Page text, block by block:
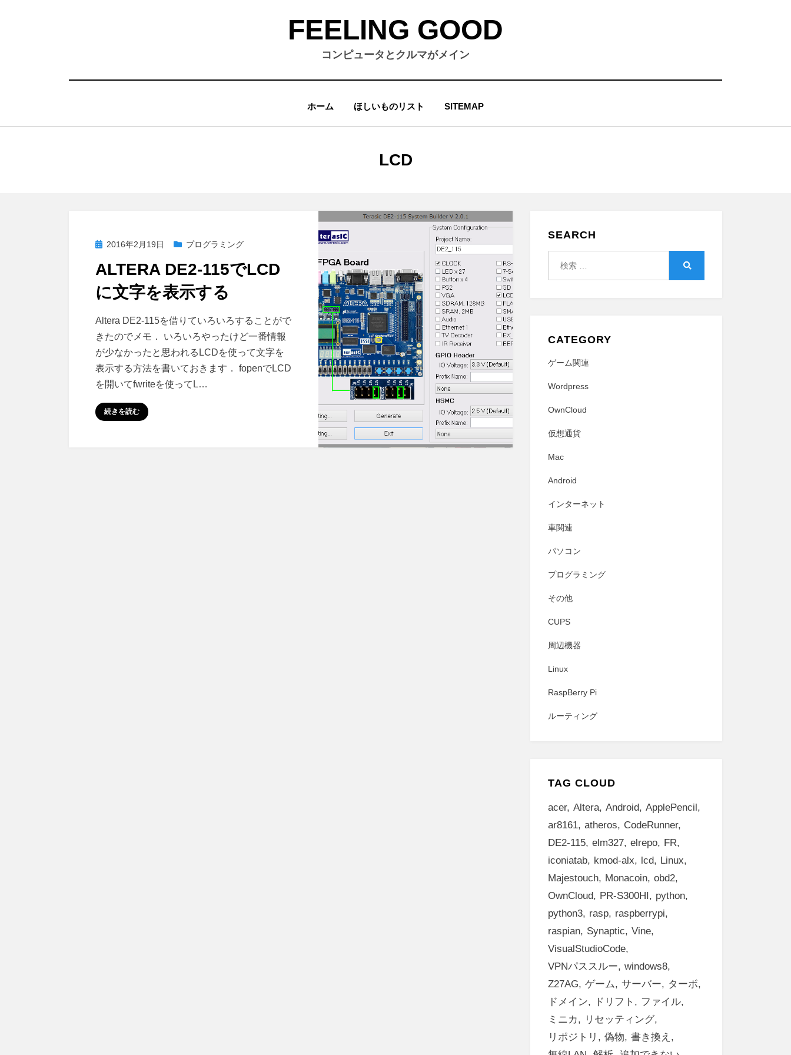
FEELING GOOD
コンピュータとクルマがメイン
ホーム ほしいものリスト SITEMAP
タグ
:
LCD
投
日:
2016年2月19日 プログラミング
ALTERA DE2-115でLCD
に文字を表示する
投稿者さいこる
Altera
DE2-
115
LCD
に
文
字
コメント
Altera DE2-115を借りていろいろすることがで
きたのでメモ． いろいろやったけど一番情報
が少なかったと思われるLCDを使って文字を
表示する方法を書いておきます． fopenでLCD
を開いてfwriteを使ってL…
続きを読む
SEARCH
CATEGORY
ゲーム関連
Wordpress
OwnCloud
仮想通貨
Mac
Android
インターネット
車関連
パソコン
プログラミング
その他
CUPS
周辺機器
Linux
RaspBerry Pi
ルーティング
TAG CLOUD
acer Altera Android ApplePencil
ar8161 atheros
CodeRunner
DE2-115 elm327 elrepo
FR
iconiatab
kmod-alx lcd
Linux
Majestouch
Monacoin obd2
OwnCloud
PR-S300HI
python
python3
rasp
raspberrypi
raspian
Synaptic
Vine
VisualStudioCode
VPNパススルー
windows8
Z27AG
ゲーム サーバー
ターボ
ドメイン
ドリフト
ファイル
ミニカ
リセッティング
リポジトリ
偽物
書き換え